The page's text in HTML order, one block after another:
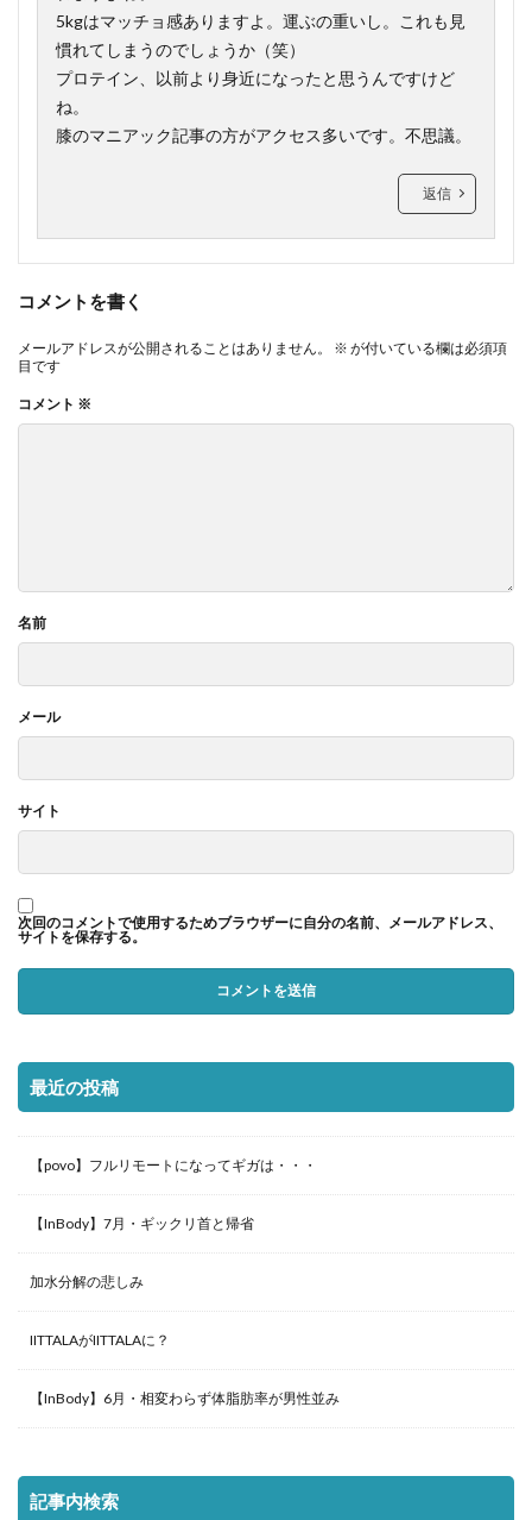
5kgはマッチョ感ありますよ。運ぶの重いし。これも見
慣れてしまうのでしょうか（笑）
プロテイン、以前より身近になったと思うんですけど
ね。
膝のマニアック記事の方がアクセス多いです。不思議。
返信
コメントを書く
メールアドレスが公開されることはありません。 ※ が付いている欄は必須項
目です
コメント ※
名前
メール
サイト
次回のコメントで使用するためブラウザーに自分の名前、メールアドレス、
サイトを保存する。
最近の投稿
【povo】フルリモートになってギガは・・・
【InBody】7月・ギックリ首と帰省
加水分解の悲しみ
IITTALAがIITTALAに？
【InBody】6月・相変わらず体脂肪率が男性並み
記事内検索